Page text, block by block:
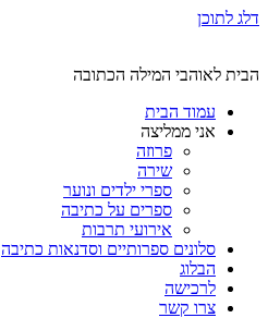
דלג לתוכן
הבית לאוהבי המילה הכתובה
עמוד הבית
אני ממליצה
פרוזה
שירה
ספרי ילדים ונוער
ספרים על כתיבה
אירועי תרבות
סלונים ספרותיים וסדנאות כתיבה
הבלוג
לרכישה
צרו קשר